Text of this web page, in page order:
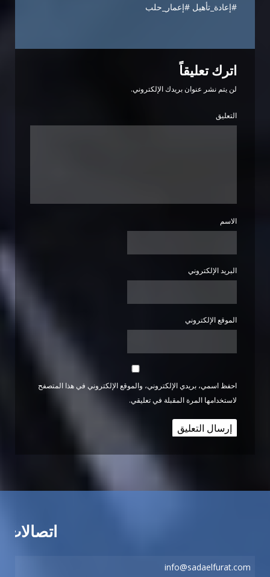
#إعادة_تأهيل #إعمار_حلب
اترك تعليقاً
لن يتم نشر عنوان بريدك الإلكتروني.
التعليق
الاسم
البريد الإلكتروني
الموقع الإلكتروني
احفظ اسمي، بريدي الإلكتروني، والموقع الإلكتروني في هذا المتصفح
لاستخدامها المرة المقبلة في تعليقي.
اتصالات
info@sadaelfurat.com